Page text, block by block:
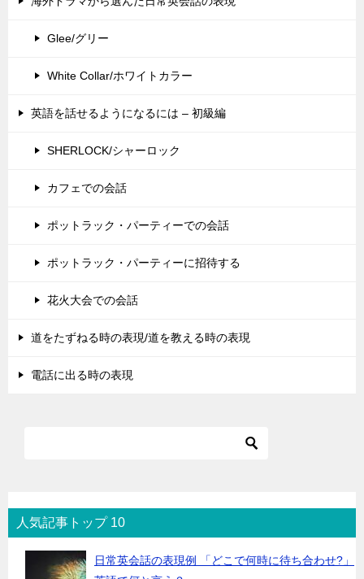
Glee/グリー
White Collar/ホワイトカラー
英語を話せるようになるには – 初級編
SHERLOCK/シャーロック
カフェでの会話
ポットラック・パーティーでの会話
ポットラック・パーティーに招待する
花火大会での会話
道をたずねる時の表現/道を教える時の表現
電話に出る時の表現
人気記事トップ 10
日常英会話の表現例 「どこで何時に待ち合わせ?」